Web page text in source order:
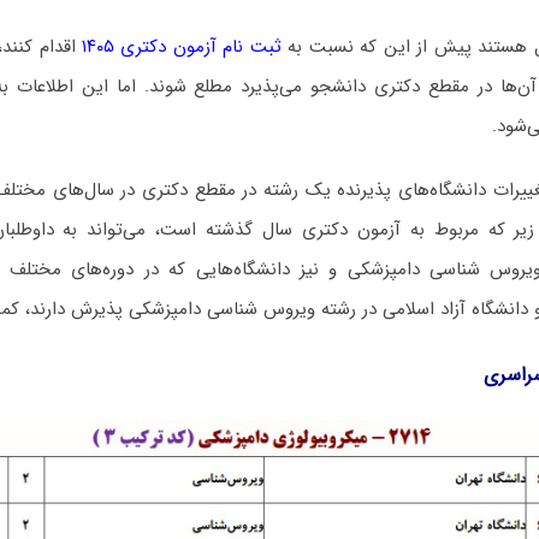
هستند پیش از این که نسبت به ثبت نام آزمون دکتری ۱۴۰۵
اقدام
در مقطع دکتری دانشجو می‌پذیرد مطلع شوند. اما این اطلاعات
دانشگاه‌های پذیرنده یک رشته در مقطع دکتری در سال‌های مختلف
که مربوط به آزمون دکتری سال گذشته است، می‌تواند به
ﺷﻨﺎسی دامپزشکی و نیز دانشگاه‌هایی که در دوره‌های مختلف
و دانشگاه آزاد اﺳﻼمی در رشته وﻳﺮوس ﺷﻨﺎسی دامپزشکی پذیرش